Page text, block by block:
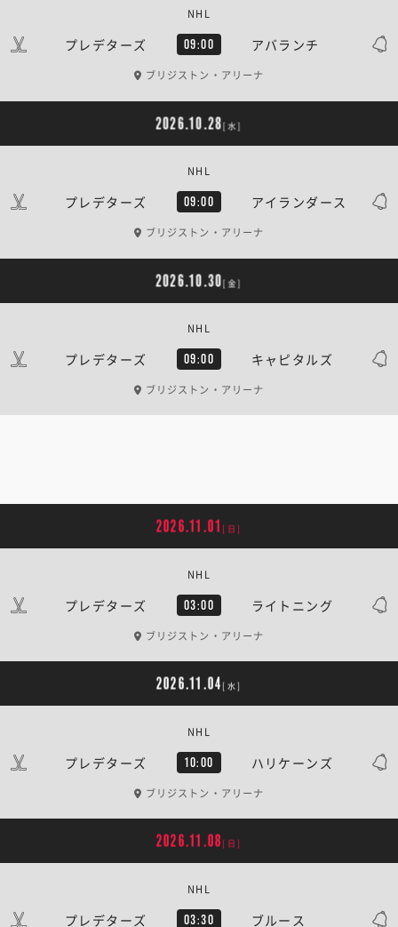
プレデターズ 09:00 アバランチ
NHL
ブリジストン・アリーナ
2026.10.28[水]
プレデターズ 09:00 アイランダース
NHL
ブリジストン・アリーナ
2026.10.30[金]
プレデターズ 09:00 キャピタルズ
NHL
ブリジストン・アリーナ
2026.11.01 [日]
プレデターズ 03:00 ライトニング
NHL
ブリジストン・アリーナ
2026.11.04 [水]
プレデターズ 10:00 ハリケーンズ
NHL
ブリジストン・アリーナ
2026.11.08 [日]
プレデターズ 03:30 ブルース
NHL